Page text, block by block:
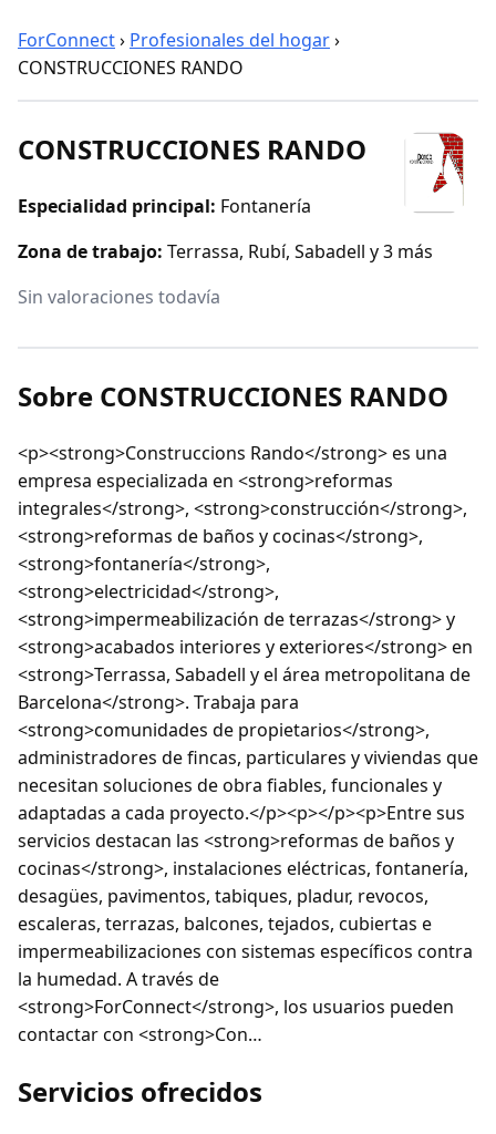
ForConnect› Profesionales del hogar›
CONSTRUCCIONES RANDO
CONSTRUCCIONES RANDO
Especialidad principal: Fontanería
Zona de trabajo: Terrassa, Rubí, Sabadell y 3 más
Sin valoraciones todavía
Sobre CONSTRUCCIONES RANDO
<p><strong>Construccions Rando</strong> es una
empresa especializada en <strong>reformas
integrales</strong>, <strong>construcción</strong>,
<strong>reformas de baños y cocinas</strong>,
<strong>fontanería</strong>,
<strong>electricidad</strong>,
<strong>impermeabilización de terrazas</strong> y
<strong>acabados interiores y exteriores</strong> en
<strong>Terrassa, Sabadell y el área metropolitana de
Barcelona</strong>. Trabaja para
<strong>comunidades de propietarios</strong>,
administradores de fincas, particulares y viviendas que
necesitan soluciones de obra fiables, funcionales y
adaptadas a cada proyecto.</p><p></p><p>Entre sus
servicios destacan las <strong>reformas de baños y
cocinas</strong>, instalaciones eléctricas, fontanería,
desagües, pavimentos, tabiques, pladur, revocos,
escaleras, terrazas, balcones, tejados, cubiertas e
impermeabilizaciones con sistemas específicos contra
la humedad. A través de
<strong>ForConnect</strong>, los usuarios pueden
contactar con <strong>Con…
Servicios ofrecidos